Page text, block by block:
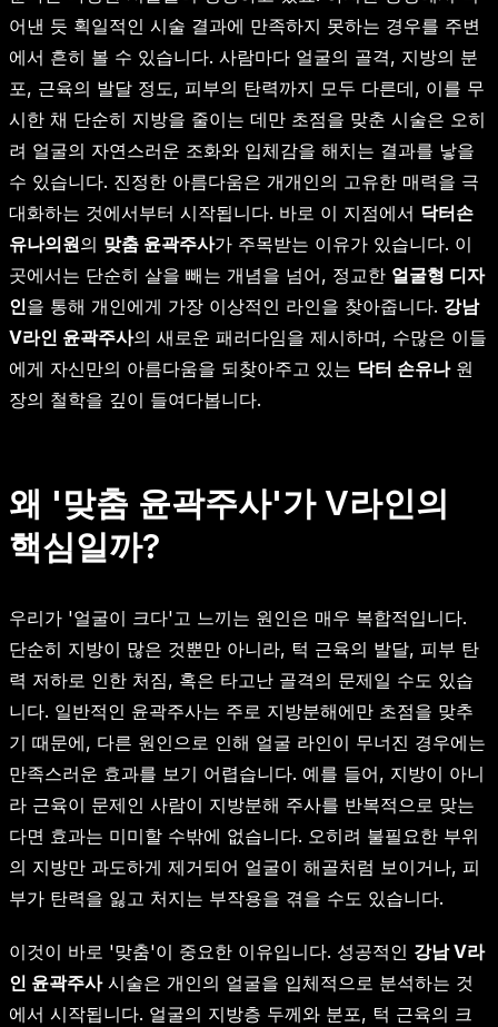
어낸 듯 획일적인 시술 결과에 만족하지 못하는 경우를 주변
에서 흔히 볼 수 있습니다. 사람마다 얼굴의 골격, 지방의 분
포, 근육의 발달 정도, 피부의 탄력까지 모두 다른데, 이를 무
시한 채 단순히 지방을 줄이는 데만 초점을 맞춘 시술은 오히
려 얼굴의 자연스러운 조화와 입체감을 해치는 결과를 낳을
수 있습니다. 진정한 아름다움은 개개인의 고유한 매력을 극
대화하는 것에서부터 시작됩니다. 바로 이 지점에서 닥터손
유나의원의 맞춤 윤곽주사가 주목받는 이유가 있습니다. 이
곳에서는 단순히 살을 빼는 개념을 넘어, 정교한 얼굴형 디자
인을 통해 개인에게 가장 이상적인 라인을 찾아줍니다. 강남
V라인 윤곽주사의 새로운 패러다임을 제시하며, 수많은 이들
에게 자신만의 아름다움을 되찾아주고 있는 닥터 손유나원
장의 철학을 깊이 들여다봅니다.
왜 '맞춤 윤곽주사'가 V라인의
핵심일까?
우리가 '얼굴이 크다'고 느끼는 원인은 매우 복합적입니다.
단순히 지방이 많은 것뿐만 아니라, 턱 근육의 발달, 피부 탄
력 저하로 인한 처짐, 혹은 타고난 골격의 문제일 수도 있습
니다. 일반적인 윤곽주사는 주로 지방분해에만 초점을 맞추
기 때문에, 다른 원인으로 인해 얼굴 라인이 무너진 경우에는
만족스러운 효과를 보기 어렵습니다. 예를 들어, 지방이 아니
라 근육이 문제인 사람이 지방분해 주사를 반복적으로 맞는
다면 효과는 미미할 수밖에 없습니다. 오히려 불필요한 부위
의 지방만 과도하게 제거되어 얼굴이 해골처럼 보이거나, 피
부가 탄력을 잃고 처지는 부작용을 겪을 수도 있습니다.
이것이 바로 '맞춤'이 중요한 이유입니다. 성공적인 강남 V라
인 윤곽주사시술은 개인의 얼굴을 입체적으로 분석하는 것
에서 시작됩니다. 얼굴의 지방층 두께와 분포, 턱 근육의 크